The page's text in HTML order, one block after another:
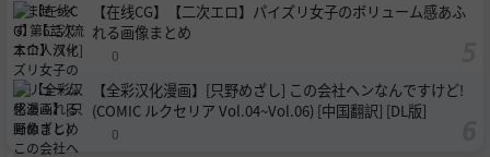
【在线CG】【二次エロ】パイズリ女子のボリューム感あふ
れる画像まとめ
0
【全彩汉化漫画】[只野めざし] この会社ヘンなんですけど!
(COMIC ルクセリア Vol.04~Vol.06) [中国翻訳] [DL版]
0